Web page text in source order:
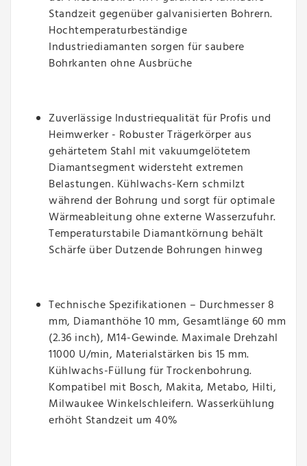
Standzeit gegenüber galvanisierten Bohrern.
Hochtemperaturbeständige
Industriediamanten sorgen für saubere
Bohrkanten ohne Ausbrüche
Zuverlässige Industriequalität für Profis und
Heimwerker - Robuster Trägerkörper aus
gehärtetem Stahl mit vakuumgelötetem
Diamantsegment widersteht extremen
Belastungen. Kühlwachs-Kern schmilzt
während der Bohrung und sorgt für optimale
Wärmeableitung ohne externe Wasserzufuhr.
Temperaturstabile Diamantkörnung behält
Schärfe über Dutzende Bohrungen hinweg
Technische Spezifikationen – Durchmesser 8
mm, Diamanthöhe 10 mm, Gesamtlänge 60 mm
(2.36 inch), M14-Gewinde. Maximale Drehzahl
11000 U/min, Materialstärken bis 15 mm.
Kühlwachs-Füllung für Trockenbohrung.
Kompatibel mit Bosch, Makita, Metabo, Hilti,
Milwaukee Winkelschleifern. Wasserkühlung
erhöht Standzeit um 40%